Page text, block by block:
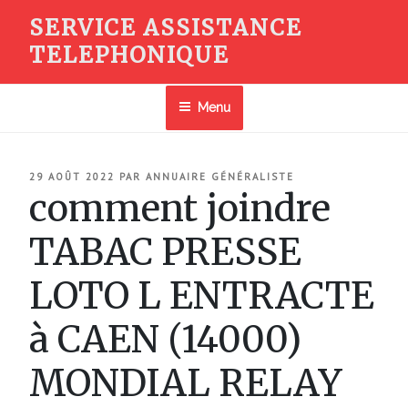
contenu
SERVICE ASSISTANCE
TELEPHONIQUE
Menu
PUBLIÉ
29 AOÛT 2022 PAR ANNUAIRE GÉNÉRALISTE
comment joindre
TABAC PRESSE
LOTO L ENTRACTE
à CAEN (14000)
MONDIAL RELAY